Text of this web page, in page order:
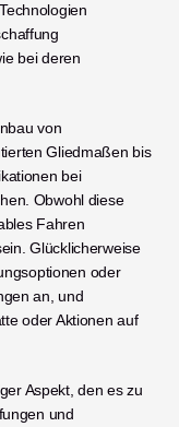
bei deren
von
Gliedmaßen bis
bei
Obwohl diese
Fahren
Glücklicherweise
oder
an, und
oder Aktionen auf
Aspekt, den es zu
und